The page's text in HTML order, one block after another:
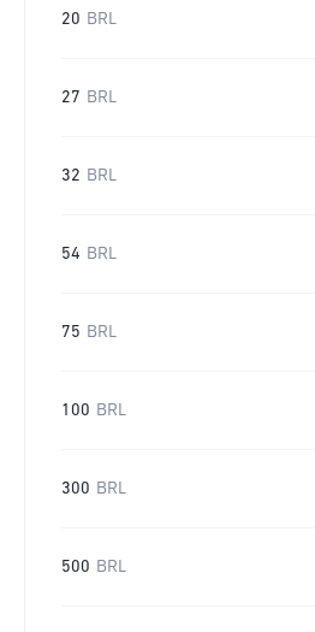
20 BRL
27 BRL
32 BRL
54 BRL
75 BRL
100 BRL
300 BRL
500 BRL